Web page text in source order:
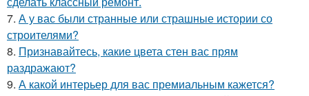
7. А у вас были странные или страшные истории со
строителями?
8. Признавайтесь, какие цвета стен вас прям
раздражают?
9. А какой интерьер для вас премиальным кажется?